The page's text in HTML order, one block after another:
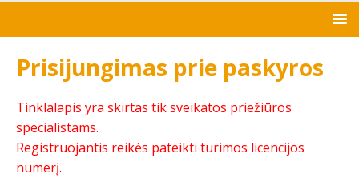
Prisijungimas prie paskyros
Tinklalapis yra skirtas tik sveikatos priežiūros
specialistams.
Registruojantis reikės pateikti turimos licencijos
numerį.